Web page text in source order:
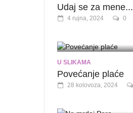
Udaj se za mene...
4 rujna, 2024 0
U SLIKAMA
Povećanje plaće
28 kolovoza, 2024